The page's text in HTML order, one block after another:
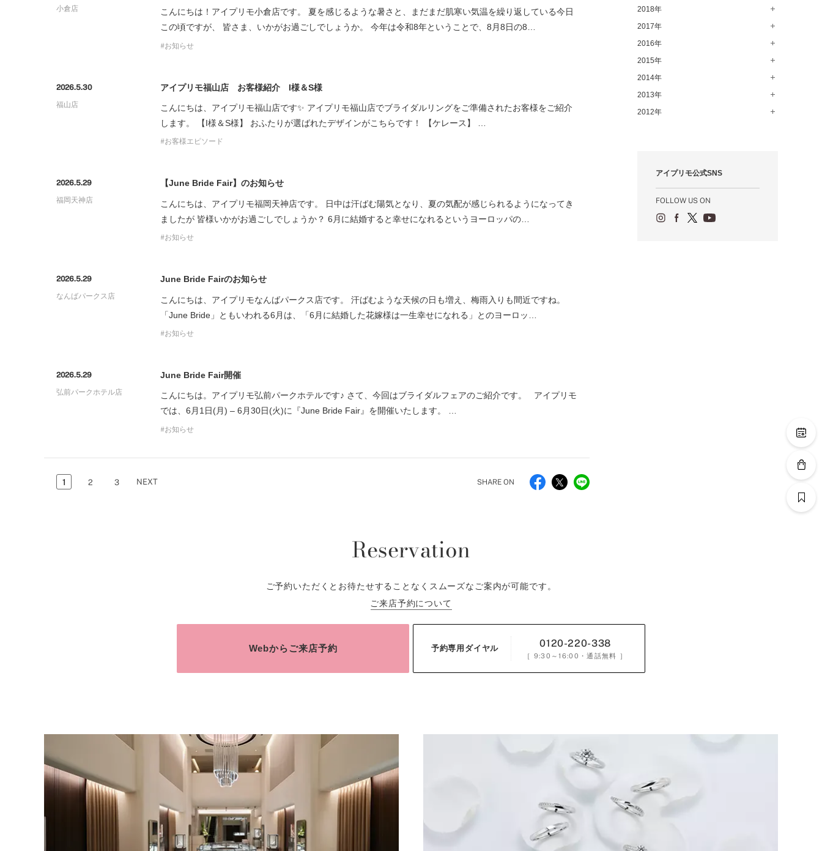
小倉店
こんにちは！アイプリモ小倉店です。 夏を感じるような暑さと、まだまだ肌寒い気温を繰り返している今日
この頃ですが、 皆さま、いかがお過ごしでしょうか。 今年は令和8年ということで、8月8日の8…
お知らせ
2026.5.30
福山店
アイプリモ福山店 お客様紹介 I様＆S様
こんにちは、アイプリモ福山店です✨ アイプリモ福山店でブライダルリングをご準備されたお客様をご紹介
します。 【I様＆S様】 おふたりが選ばれたデザインがこちらです！ 【ケレース】 …
お客様エピソード
2026.5.29
福岡天神店
【June Bride Fair】のお知らせ
こんにちは、アイプリモ福岡天神店です。 日中は汗ばむ陽気となり、夏の気配が感じられるようになってき
ましたが 皆様いかがお過ごしでしょうか？ 6月に結婚すると幸せになれるというヨーロッパの…
お知らせ
2026.5.29
なんばパークス店
June Bride Fairのお知らせ
こんにちは、アイプリモなんばパークス店です。 汗ばむような天候の日も増え、梅雨入りも間近ですね。
「June Bride」ともいわれる6月は、「6月に結婚した花嫁様は一生幸せになれる」とのヨーロッ…
お知らせ
2026.5.29
弘前パークホテル店
June Bride Fair開催
こんにちは。アイプリモ弘前パークホテルです♪ さて、今回はブライダルフェアのご紹介です。 アイプリモ
では、6月1日(月) – 6月30日(火)に『June Bride Fair』を開催いたします。 …
お知らせ
1 2 3 NEXT SHARE ON
1月（58）
6月（59）
5月（59）
4月（57）
3月（63）
7月（66）
6月（63）
5月（67）
4月（75）
3月（61）
8月（67）
7月（73）
6月（72）
5月（77）
4月（89）
3月（69）
9月（75）
8月（80）
7月（68）
6月（83）
5月（71）
4月（79）
3月（78）
10月（64）
9月（62）
8月（61）
7月（69）
6月（69）
5月（79）
4月（1）
11月（59）
10月（60）
9月（58）
8月（67）
7月（60）
6月（74）
5月（44）
1月（53）
12月（64）
11月（70）
10月（71）
9月（68）
8月（92）
7月（102）
6月（6）
2月（71）
1月（66）
2018年
12月（80）
11月（70）
10月（68）
9月（72）
8月（73）
7月（64）
3月（62）
2017年
12月（66）
11月（69）
10月（66）
9月（64）
8月（71）
4月（60）
1月（72）
2016年
12月（78）
11月（91）
10月（74）
9月（79）
5月（85）
2015年
12月（71）
11月（62）
10月（66）
6月（66）
2014年
12月（74）
11月（65）
7月（66）
2013年
12月（18）
8月（18）
6月（14）
2012年
9月（15）
7月（22）
アイプリモ公式SNS
FOLLOW US ON
Reservation
ご予約いただくとお待たせすることなくスムーズなご案内が可能です。
ご来店予約について
Webからご来店予約 予約専用ダイヤル 0120-220-338
［ 9:30～16:00 ・通話無料 ］